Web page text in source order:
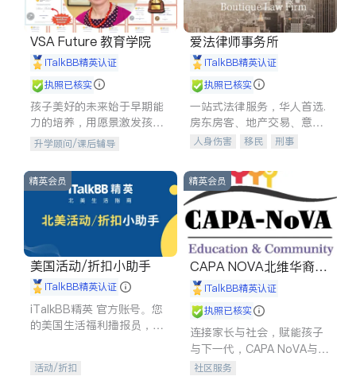
VSA Future 教育学院
iTalkBB精英认证
执照已核实
孩子美好的未来始于早期能
力的培养，用愿景激发孩子
的学习潜力和动力。理念：
拥有成长型心态是成功的基
石。
升学顾问/课后辅导
爱法律师事务所
iTalkBB精英认证
执照已核实
一站式法律服务，华人首选.
房东房客、地产交易、意外
伤害、车祸重伤、商业诉
建筑合同、刑事案件全包办
人身伤害 移民
刑事
信托/遗嘱
商业
索赔
律师-其它 保释
精英会员
美国活动/折扣小助手
iTalkBB精英认证
iTalkBB精英 官方账号。您
的美国生活福利播报员，精
专属福利。
活动/折扣
精英会员
CAPA NOVA北维华裔家
长会iTalkBB精英认证
执照已核实
连接家长与社会，赋能孩子
与下一代，CAPA NoVA与您
携手建设包容、公平、充满
社区服务